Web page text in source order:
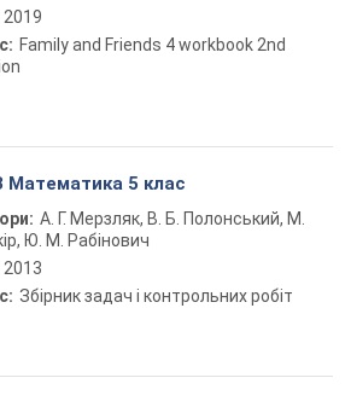
2019
Family and Friends 4 workbook 2nd
Математика 5 клас
А. Г. Мерзляк, В. Б. Полонський, М.
Ю. М. Рабінович
2013
Збірник задач і контрольних робіт